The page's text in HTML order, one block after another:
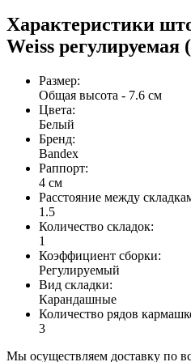
Характеристики
Weiss регулируемая
Размер:
Общая высота - 7.6 см
Цвета:
Белый
Бренд:
Bandex
Раппорт:
4 см
Расстояние между
1.5
Количество складок:
1
Коэффициент сборки:
Регулируемый
Вид складки:
Карандашные
Количество рядов
3
Мы осуществляем доставку по